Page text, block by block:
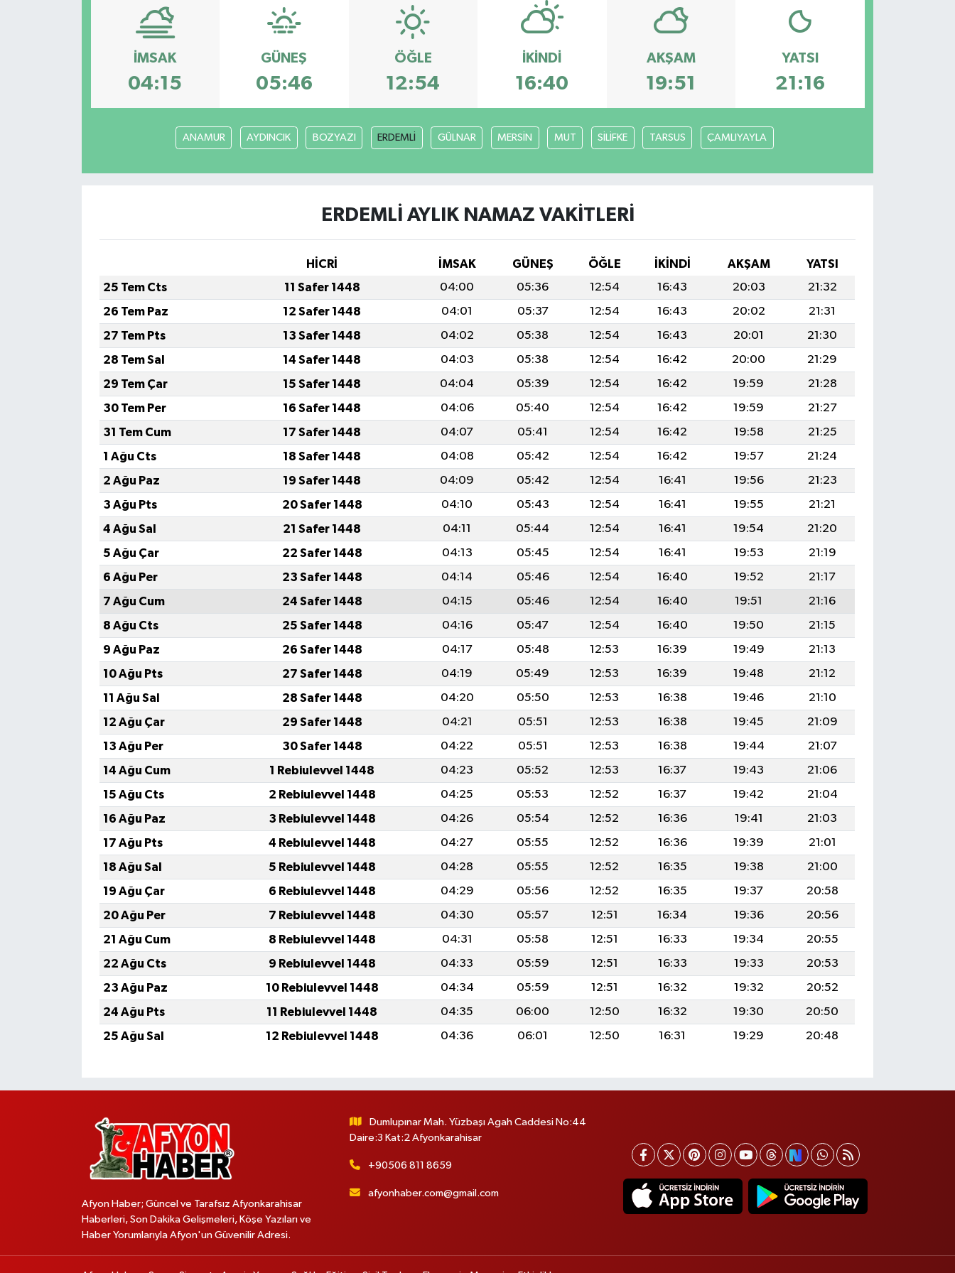
İMSAK
04:15
GÜNEŞ
05:46
ÖĞLE
12:54
İKINDI
16:40
AKŞAM
19:51
YATSI
21:16
ANAMUR AYDINCIK BOZYAZI ERDEMLİ GÜLNAR MERSİN MUT SİLİFKE TARSUS ÇAMLIYAYLA
ERDEMLİ AYLIK NAMAZ VAKITLERI
HİCRİ İMSAK GÜNEŞ ÖĞLE İKINDI AKŞAM
YATSI
25 Tem Cts
11 Safer 1448 04:00 05:36 12:54 16:43 20:03
21:32
26 Tem Paz
12 Safer 1448 04:01 05:37 12:54 16:43 20:02
21:31
27 Tem Pts
13 Safer 1448 04:02 05:38 12:54 16:43 20:01
21:30
28 Tem Sal
14 Safer 1448 04:03 05:38 12:54 16:42 20:00
21:29
29 Tem Çar
15 Safer 1448 04:04 05:39 12:54 16:42 19:59
21:28
30 Tem Per
16 Safer 1448 04:06 05:40 12:54 16:42 19:59
21:27
31 Tem Cum
17 Safer 1448 04:07 05:41 12:54 16:42 19:58
21:25
1 Ağu Cts
18 Safer 1448 04:08 05:42 12:54 16:42 19:57
21:24
2 Ağu Paz
19 Safer 1448 04:09 05:42 12:54 16:41 19:56
21:23
3 Ağu Pts
20 Safer 1448 04:10 05:43 12:54 16:41 19:55
21:21
4 Ağu Sal
21 Safer 1448 04:11 05:44 12:54 16:41 19:54
21:20
5 Ağu Çar
22 Safer 1448 04:13 05:45 12:54 16:41 19:53
21:19
6 Ağu Per
23 Safer 1448 04:14 05:46 12:54 16:40 19:52
21:17
7 Ağu Cum
24 Safer 1448 04:15 05:46 12:54 16:40 19:51
21:16
8 Ağu Cts
25 Safer 1448 04:16 05:47 12:54 16:40 19:50
21:15
9 Ağu Paz
26 Safer 1448 04:17 05:48 12:53 16:39 19:49
21:13
10 Ağu Pts
27 Safer 1448 04:19 05:49 12:53 16:39 19:48
21:12
11 Ağu Sal
28 Safer 1448 04:20 05:50 12:53 16:38 19:46
21:10
12 Ağu Çar
29 Safer 1448 04:21 05:51 12:53 16:38 19:45
21:09
13 Ağu Per
30 Safer 1448 04:22 05:51 12:53 16:38 19:44
21:07
14 Ağu Cum
1 Rebiulevvel 1448 04:23 05:52 12:53 16:37 19:43
21:06
15 Ağu Cts
2 Rebiulevvel 1448 04:25 05:53 12:52 16:37 19:42
21:04
16 Ağu Paz
3 Rebiulevvel 1448 04:26 05:54 12:52 16:36 19:41
21:03
17 Ağu Pts
4 Rebiulevvel 1448 04:27 05:55 12:52 16:36 19:39
21:01
18 Ağu Sal
5 Rebiulevvel 1448 04:28 05:55 12:52 16:35 19:38
21:00
19 Ağu Çar
6 Rebiulevvel 1448 04:29 05:56 12:52 16:35 19:37
20:58
20 Ağu Per
7 Rebiulevvel 1448 04:30 05:57 12:51 16:34 19:36
20:56
21 Ağu Cum
8 Rebiulevvel 1448 04:31 05:58 12:51 16:33 19:34
20:55
22 Ağu Cts
9 Rebiulevvel 1448 04:33 05:59 12:51 16:33 19:33
20:53
23 Ağu Paz
10 Rebiulevvel 1448 04:34 05:59 12:51 16:32 19:32
20:52
24 Ağu Pts
11 Rebiulevvel 1448 04:35 06:00 12:50 16:32 19:30
20:50
25 Ağu Sal
12 Rebiulevvel 1448 04:36 06:01 12:50 16:31 19:29 20:48
Afyon Haber; Güncel ve Tarafsız Afyonkarahisar
Haberleri, Son Dakika Gelişmeleri, Köşe Yazıları ve
Haber Yorumlarıyla Afyon'un Güvenilir Adresi.
Dumlupınar Mah. Yüzbaşı Agah Caddesi No:44
Daire:3 Kat:2 Afyonkarahisar
+90506 811 8659
afyonhaber.com@gmail.com